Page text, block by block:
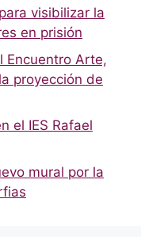
visibilizar la
en prisión
Encuentro Arte,
proyección de
el IES Rafael
mural por la